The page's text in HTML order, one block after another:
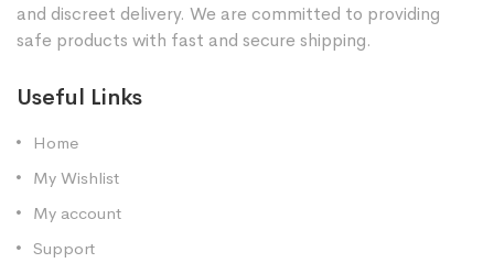
and discreet delivery. We are committed to providing
safe products with fast and secure shipping.
Useful Links
Home
My Wishlist
My account
Support